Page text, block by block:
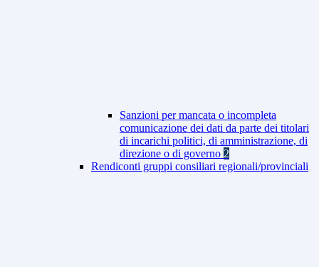
Sanzioni per mancata o incompleta
comunicazione dei dati da parte dei titolari
di incarichi politici, di amministrazione, di
direzione o di governo 2
Rendiconti gruppi consiliari regionali/provinciali